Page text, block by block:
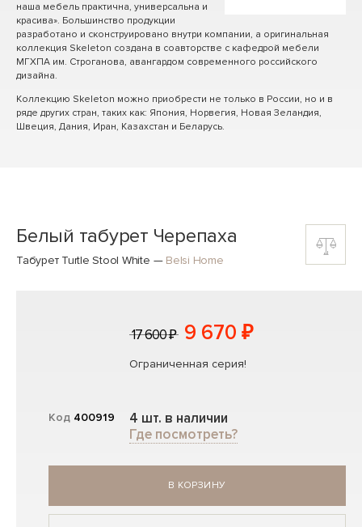
наша мебель практична, универсальна и
красива». Большинство продукции
разработано и сконструировано внутри компании, а оригинальная
коллекция Skeleton создана в соавторстве с кафедрой мебели
МГХПА им. Строганова, авангардом современного российского
дизайна.
Коллекцию Skeleton можно приобрести не только в России, но и в
ряде других стран, таких как: Япония, Норвегия, Новая Зеландия,
Швеция, Дания, Иран, Казахстан и Беларусь.
Белый табурет Черепаха
Табурет Turtle Stool White — Belsi Home
Код 400919
17 600 ₽ 9 670 ₽
Ограниченная серия!
4 шт. в наличии
Где посмотреть?
В КОРЗИНУ